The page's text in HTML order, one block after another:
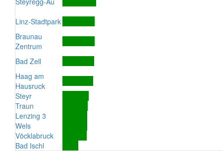
Linz-Stadtpark
Braunau
Zentrum
Bad Zell
Haag am
Hausruck
Steyr
Traun
Lenzing 3
Wels
Vöcklabruck
Bad Ischl